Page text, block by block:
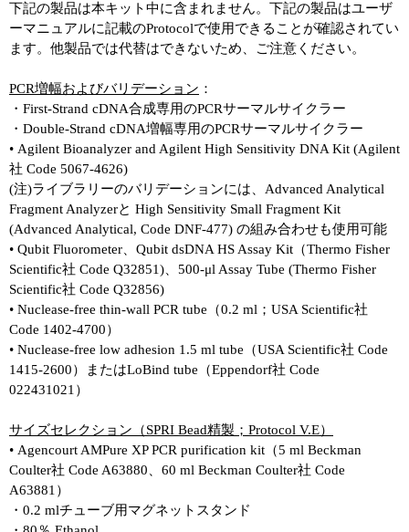
下記の製品は本キット中に含まれません。下記の製品はユーザ
ーマニュアルに記載のProtocolで使用できることが確認されてい
ます。他製品では代替はできないため、ご注意ください。
PCR増幅およびバリデーション ：
・First-Strand cDNA合成専用のPCRサーマルサイクラー
・Double-Strand cDNA増幅専用のPCRサーマルサイクラー
• Agilent Bioanalyzer and Agilent High Sensitivity DNA Kit (Agilent
社 Code 5067-4626)
(注)ライブラリーのバリデーションには、Advanced Analytical
Fragment Analyzerと High Sensitivity Small Fragment Kit
(Advanced Analytical, Code DNF-477) の組み合わせも使用可能
• Qubit Fluorometer、Qubit dsDNA HS Assay Kit（Thermo Fisher
Scientific社 Code Q32851)、500-μl Assay Tube (Thermo Fisher
Scientific社 Code Q32856)
• Nuclease-free thin-wall PCR tube（0.2 ml；USA Scientific社
Code 1402-4700）
• Nuclease-free low adhesion 1.5 ml tube（USA Scientific社 Code
1415-2600）またはLoBind tube（Eppendorf社 Code
022431021）
サイズセレクション（SPRI Bead精製；Protocol V.E）
• Agencourt AMPure XP PCR purification kit（5 ml Beckman
Coulter社 Code A63880、60 ml Beckman Coulter社 Code
A63881）
・0.2 mlチューブ用マグネットスタンド